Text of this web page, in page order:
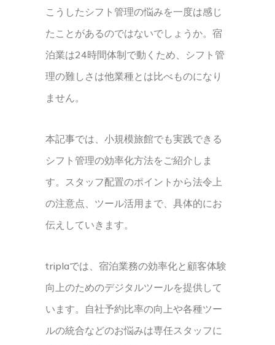
こうしたシフト管理の悩みを一度は感じ
たことがあるのではないでしょうか。宿
泊業は24時間体制で動くため、シフト管
理の難しさは他業種とは比べものになり
ません。
本記事では、小規模旅館でも実践できる
シフト管理の効率化方法をご紹介しま
す。スタッフ配置のポイントから法令上
の注意点、ツール活用まで、具体的にお
伝えしていきます。
triplaでは、宿泊業務の効率化と顧客体験
向上のためのデジタルツールを提供して
います。自社予約比率の向上や各種ツー
ルの統合などのお悩みは専任スタッフに